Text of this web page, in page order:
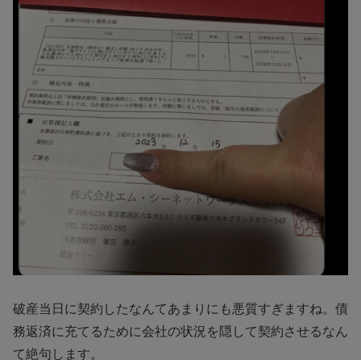
破産当日に契約したなんてあまりにも悪質すぎますね。債
務返済に充てるために会社の状況を隠して契約させるなん
て絶句します。